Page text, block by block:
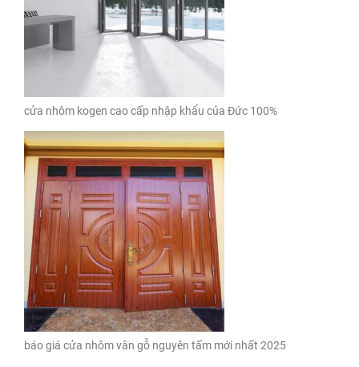
cửa nhôm kogen cao cấp nhập khẩu của Đức 100%
báo giá cửa nhôm vân gỗ nguyên tấm mới nhất 2025